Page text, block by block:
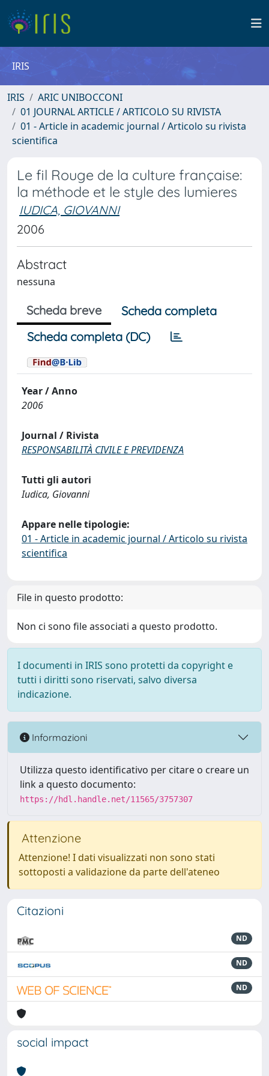
IRIS
IRIS
ARIC UNIBOCCONI
01 JOURNAL ARTICLE / ARTICOLO SU RIVISTA
01 - Article in academic journal / Articolo su rivista
scientifica
Le fil Rouge de la culture française:
la méthode et le style des lumieres
IUDICA, GIOVANNI
2006
Abstract
nessuna
Scheda breve
Scheda completa
Scheda completa (DC)
Year / Anno
2006
Journal / Rivista
RESPONSABILITÀ CIVILE E PREVIDENZA
Tutti gli autori
Iudica, Giovanni
Appare nelle tipologie:
01 - Article in academic journal / Articolo su rivista
scientifica
File in questo prodotto:
Non ci sono file associati a questo prodotto.
I documenti in IRIS sono protetti da copyright e
tutti i diritti sono riservati, salvo diversa
indicazione.
Informazioni
Utilizza questo identificativo per citare o creare un
link a questo documento:
https://hdl.handle.net/11565/3757307
Attenzione
Attenzione! I dati visualizzati non sono stati
sottoposti a validazione da parte dell'ateneo
Citazioni
ND
ND
ND
social impact